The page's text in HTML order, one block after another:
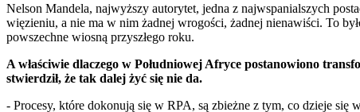
Nelson Mandela, najwyższy autorytet, jedna z najwspanialszych
więzieniu, a nie ma w nim żadnej wrogości, żadnej nienawiści. To
powszechne wiosną przyszłego roku.
A właściwie dlaczego w Południowej Afryce postanowiono
stwierdził, że tak dalej żyć się nie da.
- Procesy, które dokonują się w RPA, są zbieżne z tym, co dzieje się